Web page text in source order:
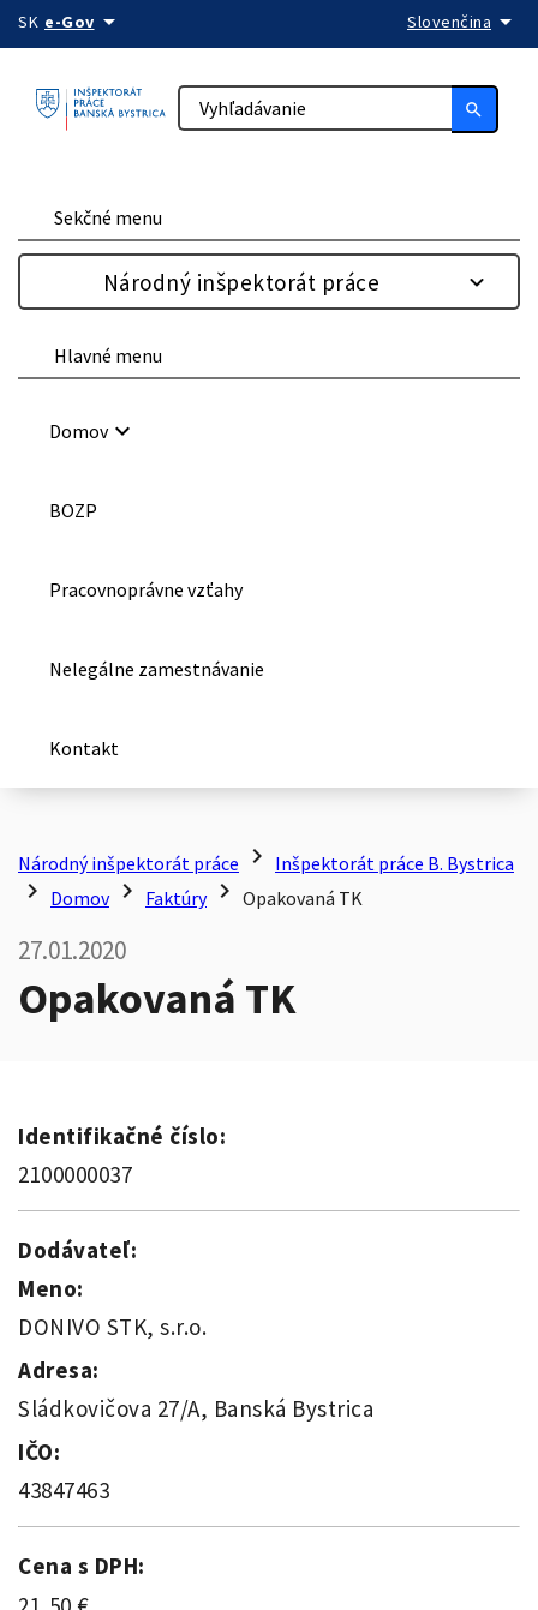
Preskočiť na obsah
SK e-Govarrow_drop_down Slovenčina arrow_drop_down
search
Sekčné menu
Národný inšpektorát práce
Hlavné menu
Domovkeyboard_arrow_down
BOZP
Pracovnoprávne vzťahy
Nelegálne zamestnávanie
Kontakt
Národný inšpektorát práce chevron_right Inšpektorát práce B. Bystrica
chevron_right Domov chevron_right Faktúry chevron_right Opakovaná TK
27.01.2020
Opakovaná TK
Identifikačné číslo:
2100000037
Dodávateľ:
Meno:
DONIVO STK, s.r.o.
Adresa:
Sládkovičova 27/A, Banská Bystrica
IČO:
43847463
Cena s DPH: